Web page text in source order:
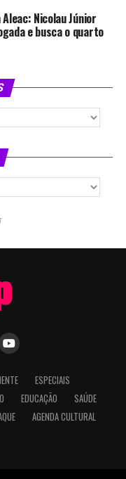
Nicolau Júnior
e busca o quarto
ESPECIAIS
EDUCAÇÃO
SAÚDE
AGENDA CULTURAL